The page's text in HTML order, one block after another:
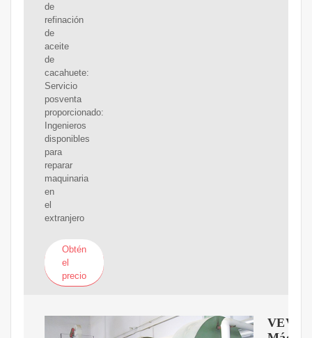
de
refinación
de
aceite
de
cacahuete:
Servicio
posventa
proporcionado:
Ingenieros
disponibles
para
reparar
maquinaria
en
el
extranjero
Obtén
el
precio